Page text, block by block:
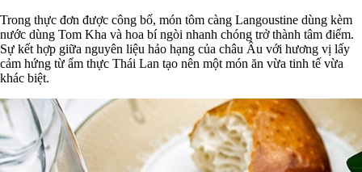
Trong thực đơn được công bố, món tôm càng Langoustine dùng kèm
nước dùng Tom Kha và hoa bí ngòi nhanh chóng trở thành tâm điểm.
Sự kết hợp giữa nguyên liệu hảo hạng của châu Âu với hương vị lấy
cảm hứng từ ẩm thực Thái Lan tạo nên một món ăn vừa tinh tế vừa
khác biệt.